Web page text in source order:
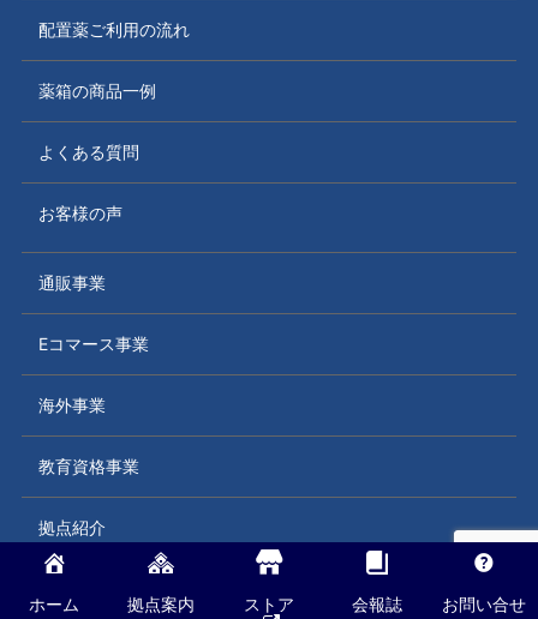
配置薬ご利用の流れ
薬箱の商品一例
よくある質問
お客様の声
通販事業
Eコマース事業
海外事業
教育資格事業
拠点紹介
ホーム 拠点案内 ストア 会報誌 お問い合せ